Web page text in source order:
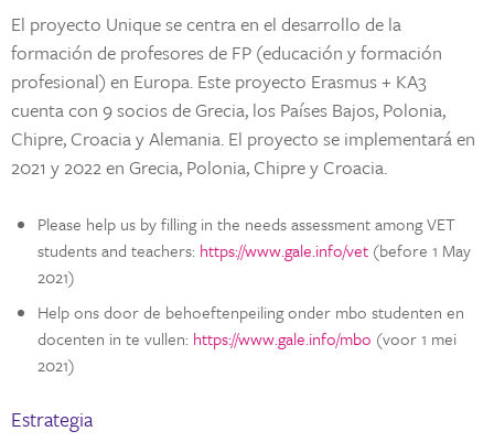
El proyecto Unique se centra en el desarrollo de la
formación de profesores de FP (educación y formación
profesional) en Europa. Este proyecto Erasmus + KA3
cuenta con 9 socios de Grecia, los Países Bajos, Polonia,
Chipre, Croacia y Alemania. El proyecto se implementará en
2021 y 2022 en Grecia, Polonia, Chipre y Croacia.
Please help us by filling in the needs assessment among VET
students and teachers: https://www.gale.info/vet (before 1 May
2021)
Help ons door de behoeftenpeiling onder mbo studenten en
docenten in te vullen: https://www.gale.info/mbo (voor 1 mei
2021)
Estrategia